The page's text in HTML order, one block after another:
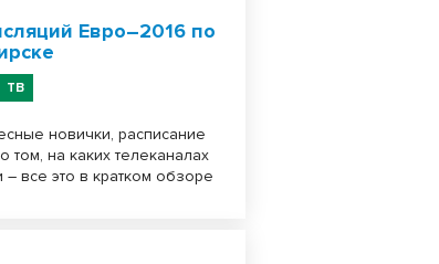
Евро–2016 по
ТВ
новички, расписание
на каких телеканалах
все это в кратком обзоре